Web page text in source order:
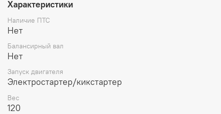
Характеристики
Наличие ПТС
Нет
Балансирный вал
Нет
Запуск двигателя
Электростартер/кикстартер
Вес
120